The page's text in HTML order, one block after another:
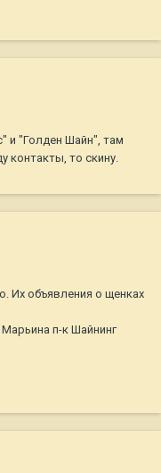
и "Голден Шайн", там
контакты, то скину.
Их объявления о щенках
п-к Шайнинг